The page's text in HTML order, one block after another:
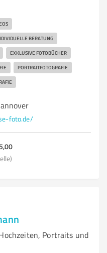
BERATUNG
EXKLUSIVE FOTOBÜCHER
PORTRAITFOTOGRAFIE
foto.de/
Portraits und